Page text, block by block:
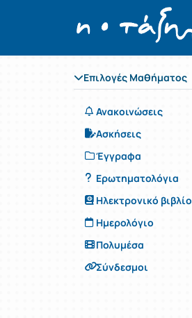
Επιλογές Μαθήματος
Ανακοινώσεις
Ασκήσεις
Έγγραφα
Ερωτηματολόγια
Ηλεκτρονικό βιβλίο
Ημερολόγιο
Πολυμέσα
Σύνδεσμοι